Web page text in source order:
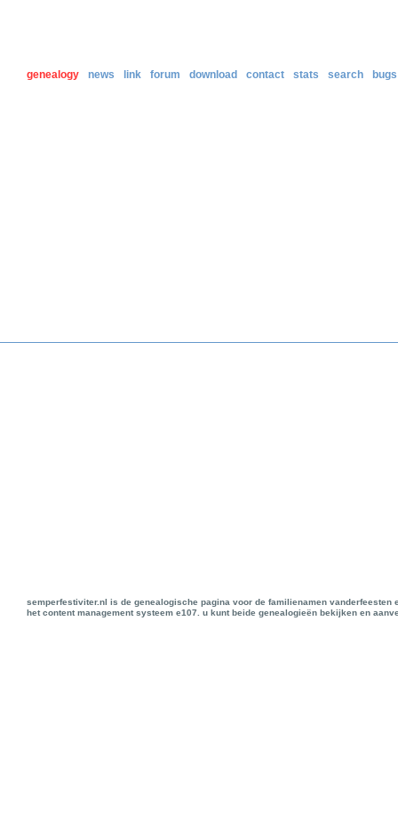
genealogy news link forum download contact stats search bugs
semperfestiviter.nl is de genealogische pagina voor de familienamen
het content management systeem e107. u kunt beide genealogieën bekijken en